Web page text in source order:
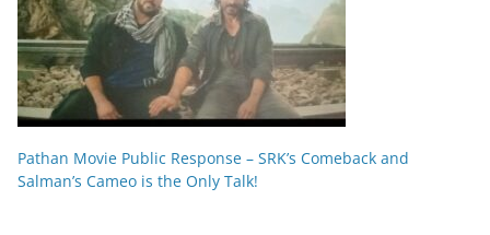
Pathan Movie Public Response – SRK’s Comeback and
Salman’s Cameo is the Only Talk!